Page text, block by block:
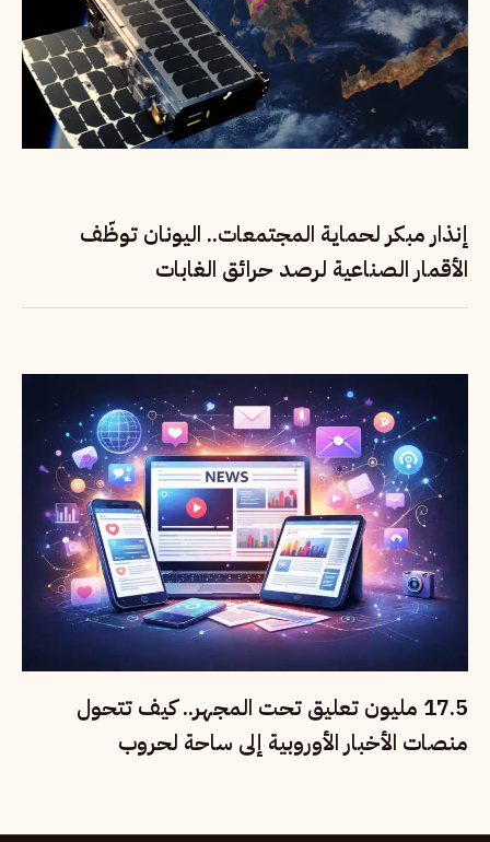
إنذار مبكر لحماية المجتمعات.. اليونان توظّف
الأقمار الصناعية لرصد حرائق الغابات
17.5 مليون تعليق تحت المجهر.. كيف تتحول
منصات الأخبار الأوروبية إلى ساحة لحروب